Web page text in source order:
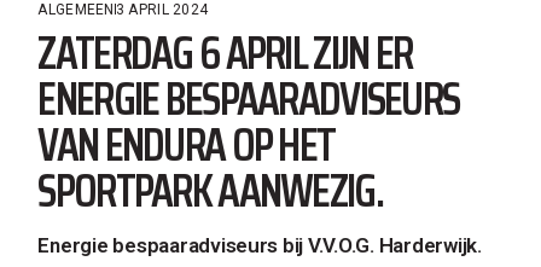
ALGEMEEN 3 APRIL 2024
ZATERDAG 6 APRIL ZIJN ER
ENERGIE BESPAARADVISEURS
VAN ENDURA OP HET
SPORTPARK AANWEZIG.
Energie bespaaradviseurs bij V.V.O.G. Harderwijk.